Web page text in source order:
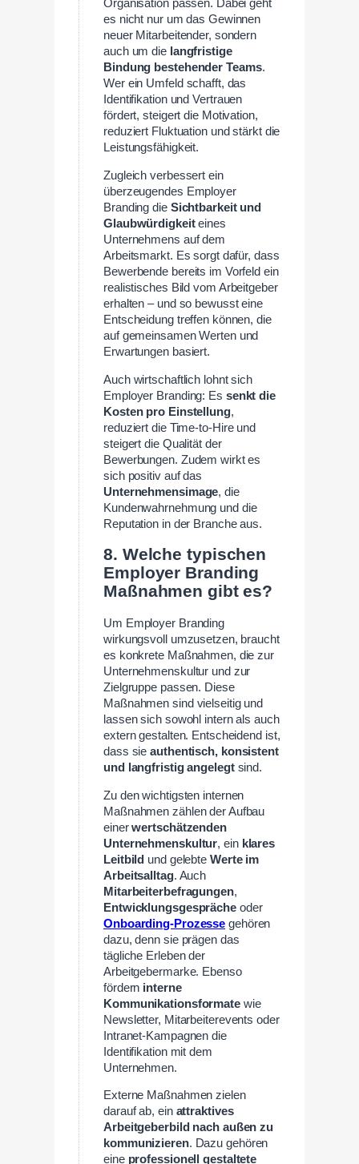
Organisation passen. Dabei geht
es nicht nur um das Gewinnen
neuer Mitarbeitender, sondern
auch um die langfristige
Bindung bestehender Teams.
Wer ein Umfeld schafft, das
Identifikation und Vertrauen
fördert, steigert die Motivation,
reduziert Fluktuation und stärkt die
Leistungsfähigkeit.
Zugleich verbessert ein
überzeugendes Employer
Branding die Sichtbarkeit und
Glaubwürdigkeiteines
Unternehmens auf dem
Arbeitsmarkt. Es sorgt dafür, dass
Bewerbende bereits im Vorfeld ein
realistisches Bild vom Arbeitgeber
erhalten – und so bewusst eine
Entscheidung treffen können, die
auf gemeinsamen Werten und
Erwartungen basiert.
Auch wirtschaftlich lohnt sich
Employer Branding: Es senkt die
Kosten pro Einstellung,
reduziert die Time-to-Hire und
steigert die Qualität der
Bewerbungen. Zudem wirkt es
sich positiv auf das
Unternehmensimage, die
Kundenwahrnehmung und die
Reputation in der Branche aus.
8. Welche typischen
Employer Branding
Maßnahmen gibt es?
Um Employer Branding
wirkungsvoll umzusetzen, braucht
es konkrete Maßnahmen, die zur
Unternehmenskultur und zur
Zielgruppe passen. Diese
Maßnahmen sind vielseitig und
lassen sich sowohl intern als auch
extern gestalten. Entscheidend ist,
dass sieauthentisch, konsistent
und langfristig angelegtsind.
Zu den wichtigsten internen
Maßnahmen zählen der Aufbau
einerwertschätzenden
Unternehmenskultur, ein klares
Leitbild und gelebte Werte im
Arbeitsalltag. Auch
Mitarbeiterbefragungen,
Entwicklungsgesprächeoder
Onboarding-Prozesse gehören
dazu, denn sie prägen das
tägliche Erleben der
Arbeitgebermarke. Ebenso
fördern interne
Kommunikationsformatewie
Newsletter, Mitarbeiterevents oder
Intranet-Kampagnen die
Identifikation mit dem
Unternehmen.
Externe Maßnahmen zielen
darauf ab, ein attraktives
Arbeitgeberbild nach außen zu
kommunizieren. Dazu gehören
eine professionell gestaltete